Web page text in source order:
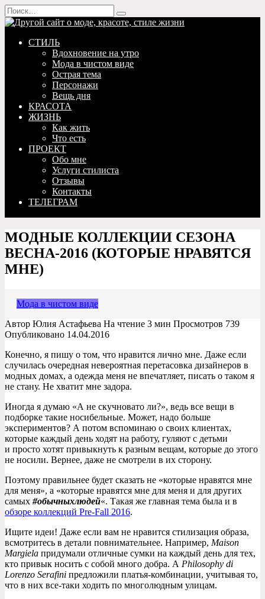
Перейти
к
содержанию
Search
for:
СТИЛЬ
Вдохновение на утро
Мода в чистом виде
Острая тема
Персонажи
Вещь дня
КРАСОТА
ЖИЗНЬ
Как жить
Что есть
ПРОЕКТ
Обо мне
Услуги стилиста
Отзывы
Контакты
ТЕЛЕГРАМ
МОДНЫЕ КОЛЛЕКЦИИ СЕЗОНА
ВЕСНА-2016 (КОТОРЫЕ НРАВЯТСЯ
МНЕ)
Мода в чистом виде
Автор Юлия Астафьева На чтение 3 мин Просмотров 739
Опубликовано 14.04.2016
Конечно, я пишу о том, что нравится лично мне. Даже если
случилась очередная невероятная перетасовка дизайнеров в
модных домах, а одежда меня не впечатляет, писать о таком я
не стану. Не хватит мне задора.
Иногда я думаю «А не скучновато ли?», ведь все вещи в
подборке такие носибельные. Может, надо больше
экспериментов? А потом вспоминаю о своих клиентах,
которые каждый день ходят на работу, гуляют с детьми
и просто хотят привыкнуть к разным вещам, которые до этого
не носили. Вернее, даже не смотрели в их сторону.
Поэтому правильнее будет сказать не «которые нравятся мне
для меня», а «которые нравятся мне для меня и для других
самых #обычныхлюдей«. Такая же главная тема была и в
обзоре коллекций Pre-Fall 2016.
Ищите идеи! Даже если вам не нравится стилизация образа,
всмотритесь в детали повнимательнее. Например, Maison
Margiela придумали отличные сумки на каждый день для тех,
кто привык носить с собой много добра. А Philosophy di
Lorenzo Serafini предложили платья-комбинации, учитывая то,
что в них все-таки ходить по многолюдным улицам.